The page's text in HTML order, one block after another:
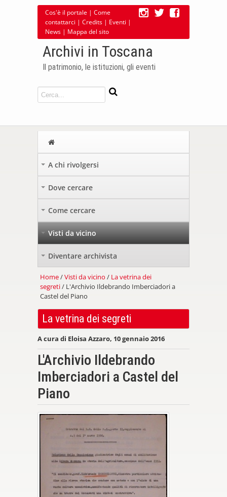
Cos'è il portale | Come
contattarci | Credits | Eventi |
News | Mappa del sito
Archivi in Toscana
Il patrimonio, le istituzioni, gli eventi
A chi rivolgersi
Dove cercare
Come cercare
Visti da vicino
Diventare archivista
Home/Visti da vicino / La vetrina dei
segreti/ L'Archivio Ildebrando Imberciadori a
Castel del Piano
La vetrina dei segreti
A cura di Eloisa Azzaro, 10 gennaio 2016
L'Archivio Ildebrando
Imberciadori a Castel del
Piano